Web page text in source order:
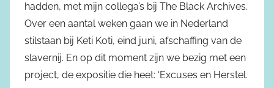
hadden, met mijn collega’s bij The Black Archives.
Over een aantal weken gaan we in Nederland
stilstaan bij Keti Koti, eind juni, afschaffing van de
slavernij. En op dit moment zijn we bezig met een
project, de expositie die heet: ‘Excuses en Herstel.